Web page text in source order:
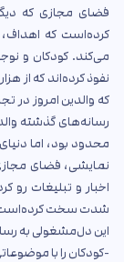
فضای مجازی که
کرده‌است که
می‌کند. کودکان و
نفوذ کرده‌اند که از
که والدین امروز در
رسانه‌های گذشته
محدود بود، اما دنیای
نمایشی، فضای
اخبار و تبلیغات رو
شدت سخت
این دل‌مشغولی به
-کودکان را با